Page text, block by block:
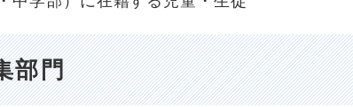
部門